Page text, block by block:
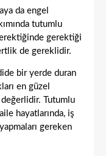
da engel
tutumlu
gerektiği
de gereklidir.
bir yerde duran
en güzel
Tutumlu
hayatlarında, iş
gereken